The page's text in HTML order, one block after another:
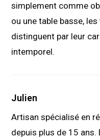
simplement comme
ou une table basse,
distinguent par leur
intemporel.
Julien
Artisan spécialisé en
depuis plus de 15 ans.